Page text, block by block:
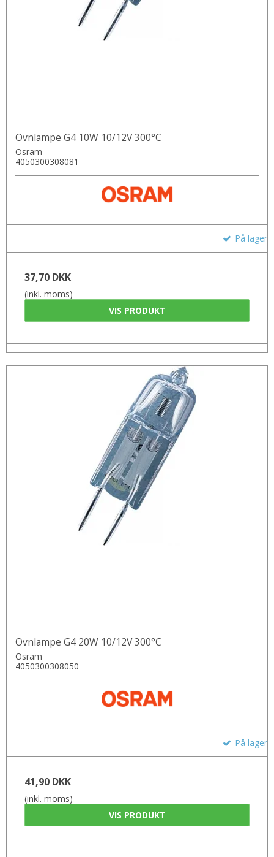
Ovnlampe G4 10W 10/12V 300°C
Osram
4050300308081
På lager
37,70 DKK
(inkl. moms)
VIS PRODUKT
Ovnlampe G4 20W 10/12V 300°C
Osram
4050300308050
På lager
41,90 DKK
(inkl. moms)
VIS PRODUKT